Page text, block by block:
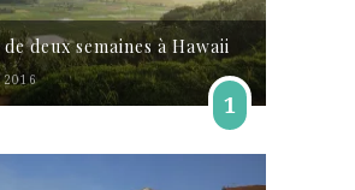
deux semaines à Hawaii
2016
1